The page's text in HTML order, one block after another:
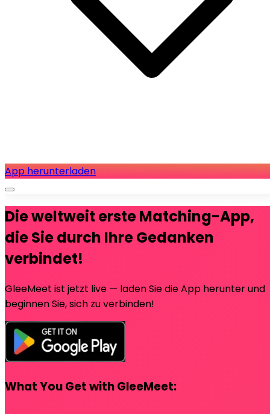
App herunterladen
Die weltweit erste Matching-App,
die Sie durch Ihre Gedanken
verbindet!
GleeMeet ist jetzt live — laden Sie die App herunter und
beginnen Sie, sich zu verbinden!
What You Get with GleeMeet: